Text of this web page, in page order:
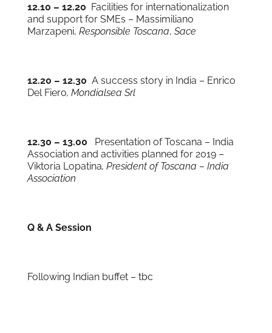
12.10 – 12.20 Facilities for internationalization
and support for SMEs – Massimiliano
Marzapeni, Responsible Toscana, Sace
12.20 – 12.30 A success story in India – Enrico
Del Fiero, Mondialsea Srl
12.30 – 13.00
Presentation of Toscana – India
Association and activities planned for 2019 –
Viktoria Lopatina, President of Toscana – India
Association
Q & A Session
Following Indian buffet – tbc